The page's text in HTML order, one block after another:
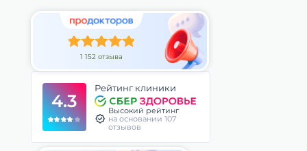
1 152 отзыва
4.3
Рейтинг клиники
Высокий рейтинг
на основании 107
отзывов